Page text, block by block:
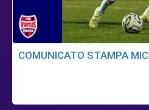
COMUNICATO STAMPA